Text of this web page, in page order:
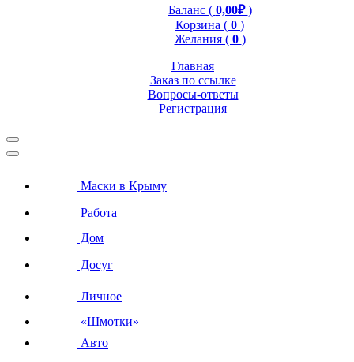
Баланс ( 0,00₽)
Корзина ( 0 )
Желания ( 0 )
Главная
Заказ по ссылке
Вопросы-ответы
Регистрация
Маски в Крыму
Работа
Дом
Досуг
Личное
«Шмотки»
Авто